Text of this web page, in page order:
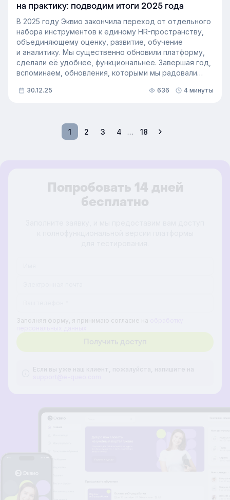
на практику: подводим итоги 2025 года
В 2025 году Эквио закончила переход от отдельного
набора инструментов к единому HR-пространству,
объединяющему оценку, развитие, обучение
и аналитику. Мы существенно обновили платформу,
сделали её удобнее, функциональнее. Завершая год,
вспоминаем, обновления, которыми мы радовали
топ событий и порадоваться вместе с нами.
30.12.25 636 4 минуты
1 2 3 4 … 18
Попробовать 14 дней
бесплатно
Заполняя форму, я принимаю согласие на
Если вы уже наш клиент, пожалуйста, напишите на